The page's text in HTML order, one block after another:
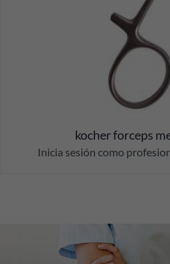
kocher forceps
Inicia sesión como